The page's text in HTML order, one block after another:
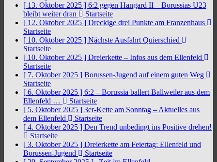
[ 13. Oktober 2025 ] 6:2 gegen Hangard II – Borussias U23
bleibt weiter dran
Startseite
[ 12. Oktober 2025 ] Dreckige drei Punkte am Franzenhaus
Startseite
[ 10. Oktober 2025 ] Nächste Ausfahrt Quierschied
Startseite
[ 10. Oktober 2025 ] Dreierkette – Infos aus dem Ellenfeld
Startseite
[ 7. Oktober 2025 ] Borussen-Jugend auf einem guten Weg
Startseite
[ 6. Oktober 2025 ] 6:2 – Borussia ballert Ballweiler aus dem
Ellenfeld …
Startseite
[ 5. Oktober 2025 ] 3er-Kette am Sonntag – Aktuelles aus
dem Ellenfeld
Startseite
[ 4. Oktober 2025 ] Den Trend unbedingt ins Positive drehen!
Startseite
[ 3. Oktober 2025 ] Dreierkette am Feiertag: Ellenfeld und
Borussen-Jugend
Startseite